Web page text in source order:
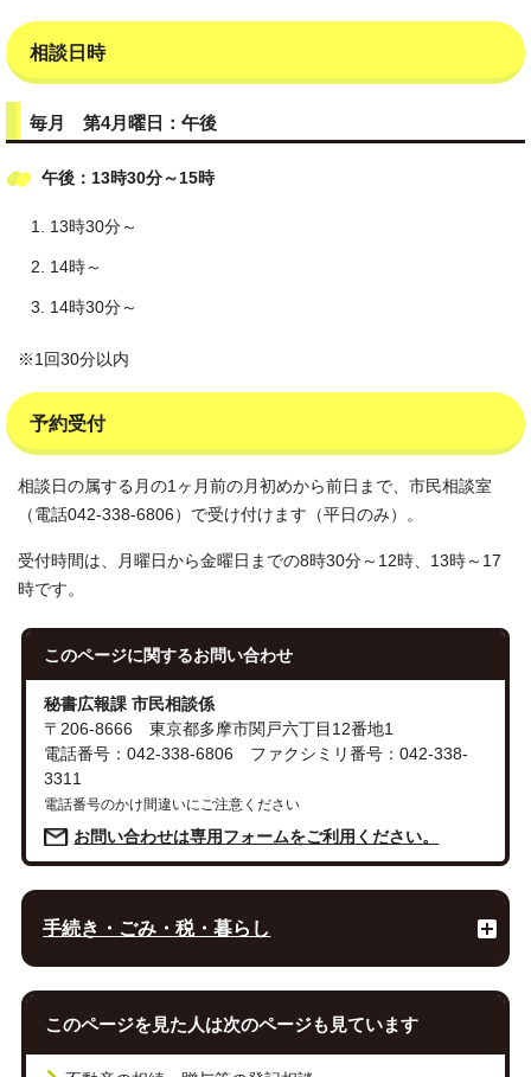
相談日時
毎月 第4月曜日：午後
午後：13時30分～15時
13時30分～
14時～
14時30分～
※1回30分以内
予約受付
相談日の属する月の1ヶ月前の月初めから前日まで、市民相談室
（電話042-338-6806）で受け付けます（平日のみ）。
受付時間は、月曜日から金曜日までの8時30分～12時、13時～17
時です。
このページに関するお問い合わせ
秘書広報課 市民相談係
〒206-8666 東京都多摩市関戸六丁目12番地1
電話番号：042-338-6806 ファクシミリ番号：042-338-
3311
電話番号のかけ間違いにご注意ください
お問い合わせは専用フォームをご利用ください。
手続き・ごみ・税・暮らし
このページを見た人は次のページも見ています